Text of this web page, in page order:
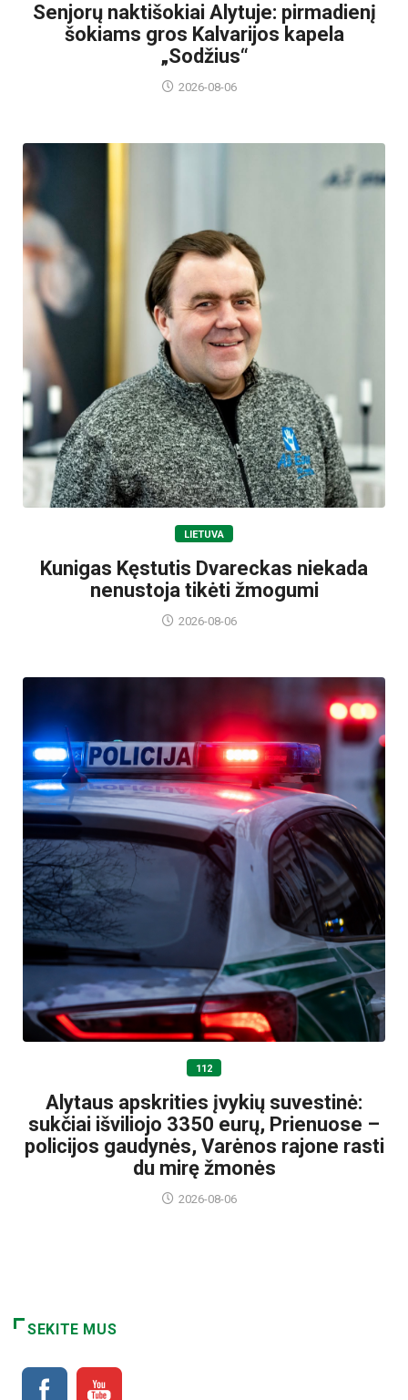
Senjorų naktišokiai Alytuje: pirmadienį
šokiams gros Kalvarijos kapela
„Sodžius“
2026-08-06
LIETUVA
Kunigas Kęstutis Dvareckas niekada
nenustoja tikėti žmogumi
2026-08-06
112
Alytaus apskrities įvykių suvestinė:
sukčiai išviliojo 3350 eurų, Prienuose –
policijos gaudynės, Varėnos rajone rasti
du mirę žmonės
2026-08-06
SEKITE MUS